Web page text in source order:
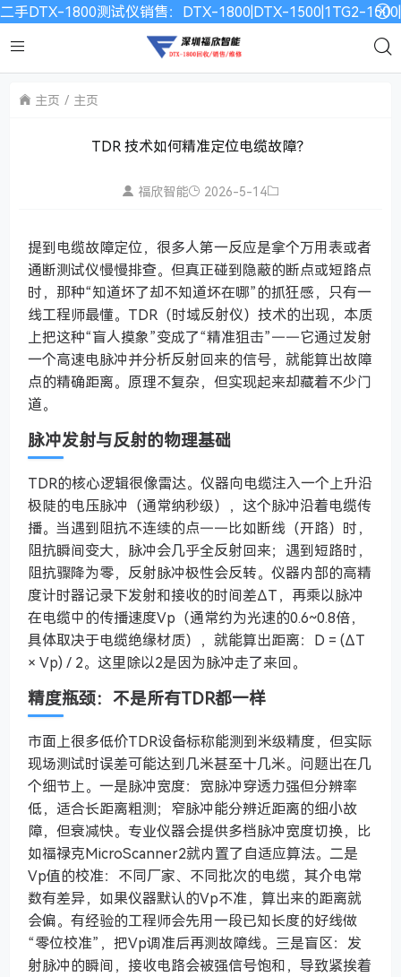
二手DTX-1800测试仪销售：DTX-1800|DTX-1500|1TG2-
主页 主页
TDR 技术如何精准定位电缆故障？
福欣智能 2026-5-14
提到电缆故障定位，很多人第一反应是拿个万用表或者
通断测试仪慢慢排查。但真正碰到隐蔽的断点或短路点
时，那种“知道坏了却不知道坏在哪”的抓狂感，只有一
线工程师最懂。TDR（时域反射仪）技术的出现，本质
上把这种“盲人摸象”变成了“精准狙击”——它通过发射
一个高速电脉冲并分析反射回来的信号，就能算出故障
点的精确距离。原理不复杂，但实现起来却藏着不少门
道。
脉冲发射与反射的物理基础
TDR的核心逻辑很像雷达。仪器向电缆注入一个上升沿
极陡的电压脉冲（通常纳秒级），这个脉冲沿着电缆传
播。当遇到阻抗不连续的点——比如断线（开路）时，
阻抗瞬间变大，脉冲会几乎全反射回来；遇到短路时，
阻抗骤降为零，反射脉冲极性会反转。仪器内部的高精
度计时器记录下发射和接收的时间差ΔT，再乘以脉冲
在电缆中的传播速度Vp（通常约为光速的0.6~0.8倍，
具体取决于电缆绝缘材质），就能算出距离：D = (ΔT
× Vp) / 2。这里除以2是因为脉冲走了来回。
精度瓶颈：不是所有TDR都一样
市面上很多低价TDR设备标称能测到米级精度，但实际
现场测试时误差可能达到几米甚至十几米。问题出在几
个细节上。一是脉冲宽度：宽脉冲穿透力强但分辨率
低，适合长距离粗测；窄脉冲能分辨近距离的细小故
障，但衰减快。专业仪器会提供多档脉冲宽度切换，比
如福禄克MicroScanner2就内置了自适应算法。二是
Vp值的校准：不同厂家、不同批次的电缆，其介电常
数有差异，如果仪器默认的Vp不准，算出来的距离就
会偏。有经验的工程师会先用一段已知长度的好线做
“零位校准”，把Vp调准后再测故障线。三是盲区：发
射脉冲的瞬间，接收电路会被强信号饱和，导致紧挨着